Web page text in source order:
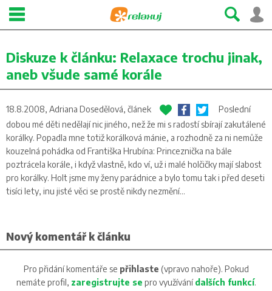
Diskuze k článku: Relaxace trochu jinak,
aneb všude samé korále
18.8.2008, Adriana Dosedělová, článek
Poslední
dobou mé děti nedělají nic jiného, než že mi s radostí sbírají zakutálené
korálky. Popadla mne totiž korálková mánie, a rozhodně za ni nemůže
kouzelná pohádka od Františka Hrubína: Princeznička na bále
poztrácela korále, i když vlastně, kdo ví, už i malé holčičky mají slabost
pro korálky. Holt jsme my ženy parádnice a bylo tomu tak i před deseti
tisíci lety, inu jisté věci se prostě nikdy nezmění…
Nový komentář k článku
Pro přidání komentáře se přihlaste (vpravo nahoře). Pokud
nemáte profil, zaregistrujte se pro využívánídalších funkcí.